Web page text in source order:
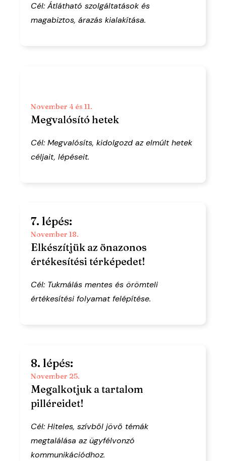
Cél: Átlátható szolgáltatások és
magabiztos, árazás kialakítása.
November 4 és 11.
Megvalósító hetek
Cél: Megvalósíts, kidolgozd az elmúlt hetek
céljait, lépéseit.
7. lépés:
November 18.
Elkészítjük az önazonos
értékesítési térképedet!
Cél: Tukmálás mentes és örömteli
értékesítési folyamat felépítése.
8. lépés:
November 25.
Megalkotjuk a tartalom
pilléreidet!
Cél: Hiteles, szívből jövő témák
megtalálása az ügyfélvonzó
kommunikációdhoz.